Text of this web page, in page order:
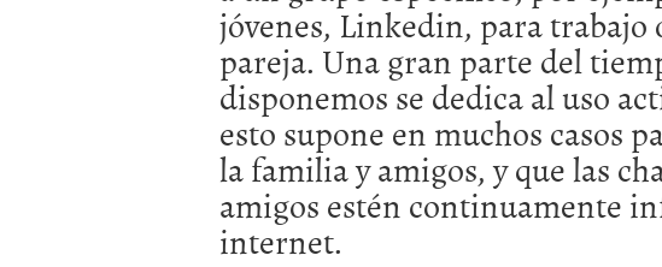
Meses sin intereses: Cómo
compras 24 de noviembre de 2025
Planificar tu herencia también es una
a los costes 21 de noviembre de 2025
¿Cuánto cuesta un software punto de
jóvenes, Linkedin, para trabajo
pareja. Una gran parte del
disponemos se dedica al uso
esto supone en muchos casos
la familia y amigos, y que las
amigos estén continuamente
internet.